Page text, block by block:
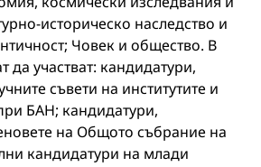
историческо наследство и
Човек и общество. В
да участват: кандидатури,
съвети на институтите и
БАН; кандидатури,
на Общото събрание на
кандидатури на млади